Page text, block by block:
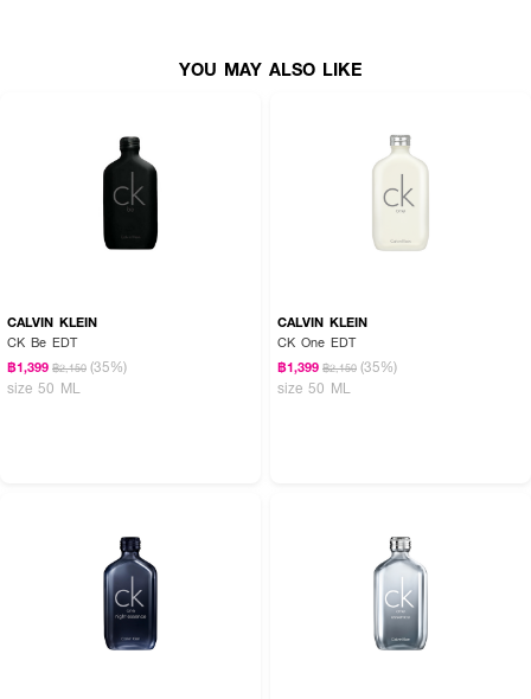
YOU MAY ALSO LIKE
CALVIN KLEIN
CK Be EDT
฿1,399 ฿2,150 (35%)
size 50 ML
CALVIN KLEIN
CK One EDT
฿1,399 ฿2,150 (35%)
size 50 ML